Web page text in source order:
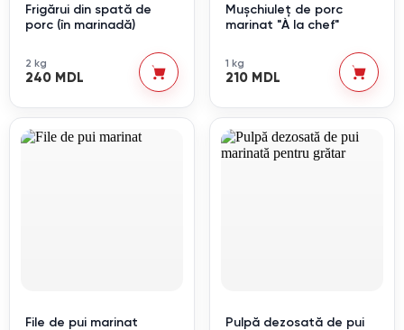
Frigărui din spată de
porc (în marinadă)
2 kg
240 MDL
Mușchiuleț de porc
marinat "À la chef"
1 kg
210 MDL
File de pui marinat
Pulpă dezosată de pui